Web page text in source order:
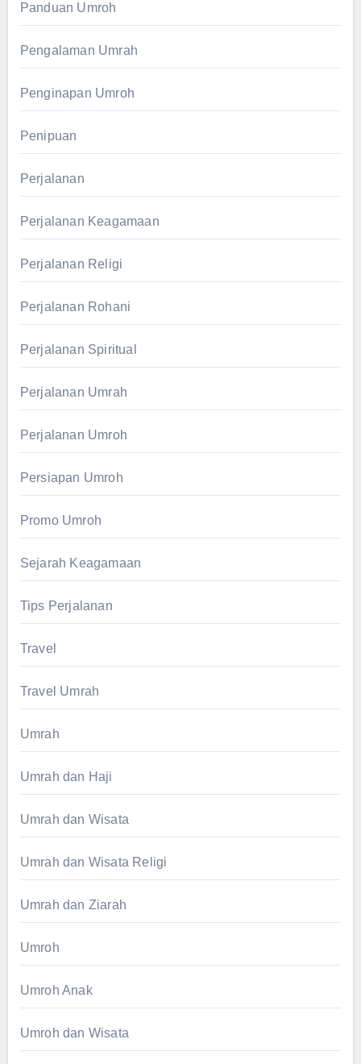
Panduan Umroh
Pengalaman Umrah
Penginapan Umroh
Penipuan
Perjalanan
Perjalanan Keagamaan
Perjalanan Religi
Perjalanan Rohani
Perjalanan Spiritual
Perjalanan Umrah
Perjalanan Umroh
Persiapan Umroh
Promo Umroh
Sejarah Keagamaan
Tips Perjalanan
Travel
Travel Umrah
Umrah
Umrah dan Haji
Umrah dan Wisata
Umrah dan Wisata Religi
Umrah dan Ziarah
Umroh
Umroh Anak
Umroh dan Wisata